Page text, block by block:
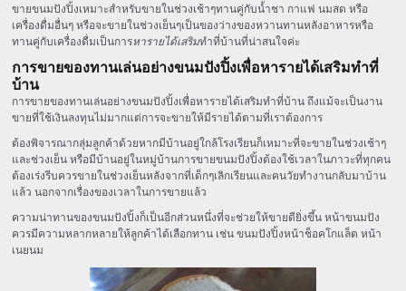
ขายขนมปังปิ้งเหมาะสำหรับขายในช่วงเช้าๆทานคู่กับน้ำชา กาแฟ นมสด หรือ
เครื่องดื่มอื่นๆ หรือจะขายในช่วงเย็นๆเป็นของว่างของหวานทานหลังอาหารหรือ
ทานคู่กับเครื่องดื่มเป็นการหารายได้เสริมทำที่บ้านที่น่าสนใจค่ะ
การขายของทานเล่นอย่างขนมปังปิ้งเพื่อหารายได้เสริมทำที่
บ้าน
การขายของทานเล่นอย่างขนมปังปิ้งเพื่อหารายได้เสริมทำที่บ้าน ถึงแม้จะเป็นงาน
ขายที่ใช้เงินลงทุนไม่มากแต่การจะขายให้มีรายได้ตามที่เราต้องการ
ต้องพิจารณากลุ่มลูกค้าด้วยหากมีบ้านอยู่ใกล้โรงเรียนก็เหมาะที่จะขายในช่วงเช้าๆ
และช่วงเย็น หรือมีบ้านอยู่ในหมู่บ้านการขายขนมปังปิ้งต้องใช้เวลาในภาวะที่ทุกคน
ต้องเร่งรีบควรขายในช่วงเย็นหลังจากที่เด็กๆเลิกเรียนและคนวัยทำงานกลับมาบ้าน
แล้ว นอกจากเรื่องของเวลาในการขายแล้ว
ความน่าทานของขนมปังปิ้งก็เป็นอีกส่วนหนึ่งที่จะช่วยให้ขายดียิ่งขึ้น หน้าขนมปัง
ควรมีความหลากหลายให้ลูกค้าได้เลือกทาน เช่น ขนมปังปิ้งหน้าช็อคโกแล็ต หน้า
เนยนม